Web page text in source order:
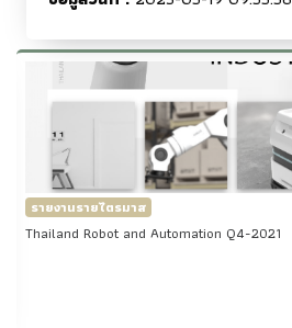
รายงานรายไตรมาส
Thailand Robot and Automation Q1-2022